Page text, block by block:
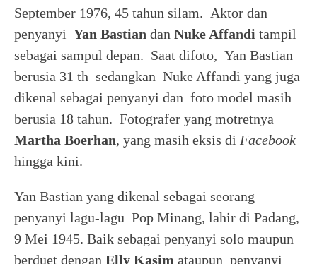
September 1976, 45 tahun silam. Aktor dan
penyanyi Yan Bastian dan Nuke Affandi tampil
sebagai sampul depan. Saat difoto, Yan Bastian
berusia 31 th sedangkan Nuke Affandi yang juga
dikenal sebagai penyanyi dan foto model masih
berusia 18 tahun. Fotografer yang motretnya
Martha Boerhan, yang masih eksis di Facebook
hingga kini.
Yan Bastian yang dikenal sebagai seorang
penyanyi lagu-lagu Pop Minang, lahir di Padang,
9 Mei 1945. Baik sebagai penyanyi solo maupun
berduet dengan Elly Kasim ataupun penyanyi